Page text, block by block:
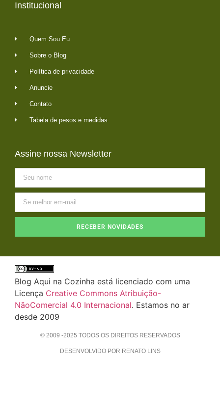
Institucional
Quem Sou Eu
Sobre o Blog
Política de privacidade
Anuncie
Contato
Tabela de pesos e medidas
Assine nossa Newsletter
RECEBER NOVIDADES
Blog Aqui na Cozinha está licenciado com uma
Licença Creative Commons Atribuição-
NãoComercial 4.0 Internacional. Estamos no ar
desde 2009
© 2009 -2025 TODOS OS DIREITOS RESERVADOS
DESENVOLVIDO POR RENATO LINS